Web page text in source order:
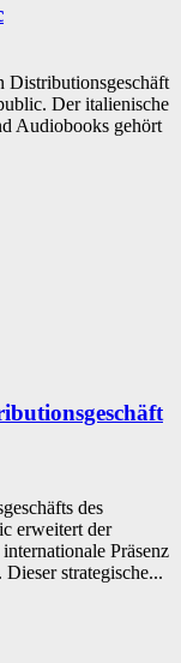
Der italienische
Audiobooks gehört
des
erweitert der
Präsenz
strategische...